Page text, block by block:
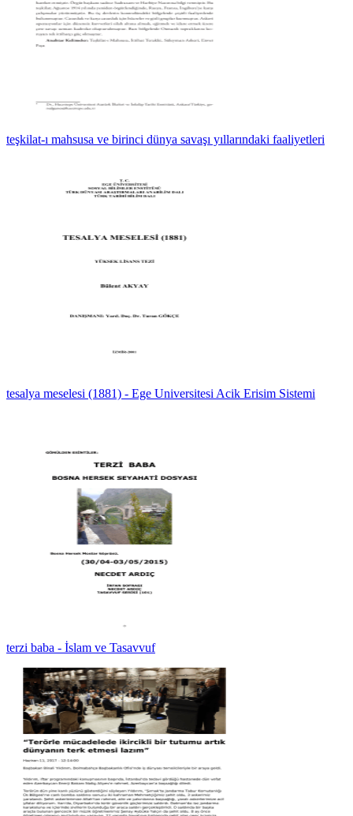
teşkilat-ı mahsusa ve birinci dünya savaşı yıllarındaki faaliyetleri
tesalya meselesi (1881) - Ege Universitesi Acik Erisim Sistemi
terzi baba - İslam ve Tasavvuf